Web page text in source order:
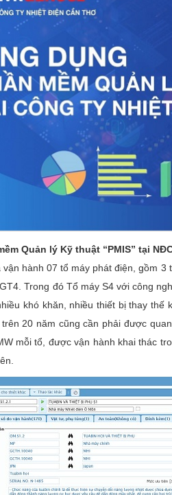
Quản lý Kỹ thuật “PMIS” tại
hành 07 tổ máy phát điện, gồm
Trong đó Tổ máy S4 với công
khó khăn, nhiều thiết bị thay
20 năm cũng cần phải được
mỗi tổ, được vận hành khai thác